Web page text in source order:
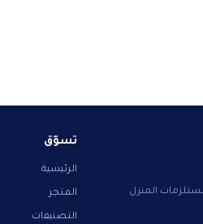
المنزل
تسوّق
الرئيسية
المتجر
التصنيفات